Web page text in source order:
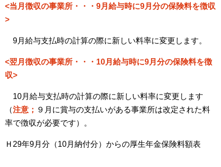
<当月徴収の事業所・・・ 9月給与時に9月分の保険料を徴収
>
9月給与支払時の計算の際に新しい料率に変更します。
<翌月徴収の事業所・・・ 10月給与時に9月分の保険料を徴
収>
10月給与支払時の計算の際に新しい料率に変更します
（注意； ９月に賞与の支払いがある事業所は改定された料
率で徴収が必要です）。
Ｈ 29年9月分（10月納付分）からの厚生年金保険料額表